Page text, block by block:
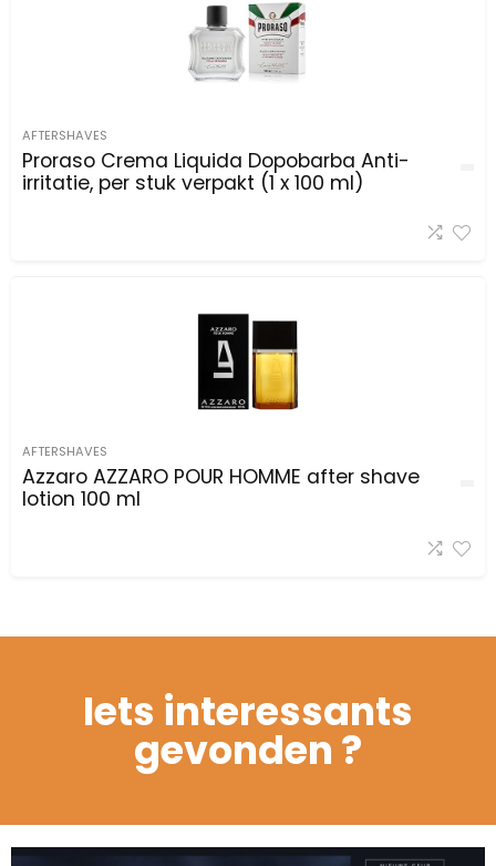
AFTERSHAVES
Proraso Crema Liquida Dopobarba Anti-
irritatie, per stuk verpakt (1 x 100 ml)
AFTERSHAVES
Azzaro AZZARO POUR HOMME after shave
lotion 100 ml
Iets interessants
gevonden ?